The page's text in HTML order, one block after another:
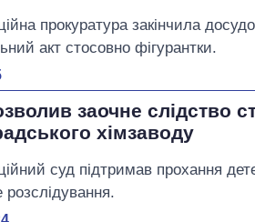
прокуратура закінчила
акт стосовно фігурантки.
заочне слідство
хімзаводу
суд підтримав прохання
розслідування.